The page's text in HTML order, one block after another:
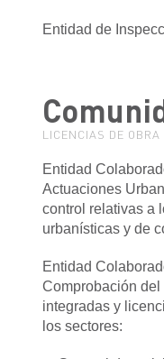
Entidad de
LICENCIAS DE
Entidad
Actuaciones
control relativas a
urbanísticas y de
Entidad
Comprobación
integradas y
los sectores: